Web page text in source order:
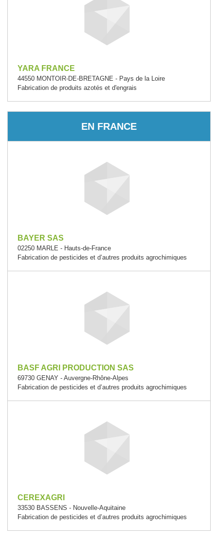
YARA FRANCE
44550 MONTOIR-DE-BRETAGNE - Pays de la Loire
Fabrication de produits azotés et d'engrais
EN FRANCE
BAYER SAS
02250 MARLE - Hauts-de-France
Fabrication de pesticides et d’autres produits agrochimiques
BASF AGRI PRODUCTION SAS
69730 GENAY - Auvergne-Rhône-Alpes
Fabrication de pesticides et d’autres produits agrochimiques
CEREXAGRI
33530 BASSENS - Nouvelle-Aquitaine
Fabrication de pesticides et d’autres produits agrochimiques